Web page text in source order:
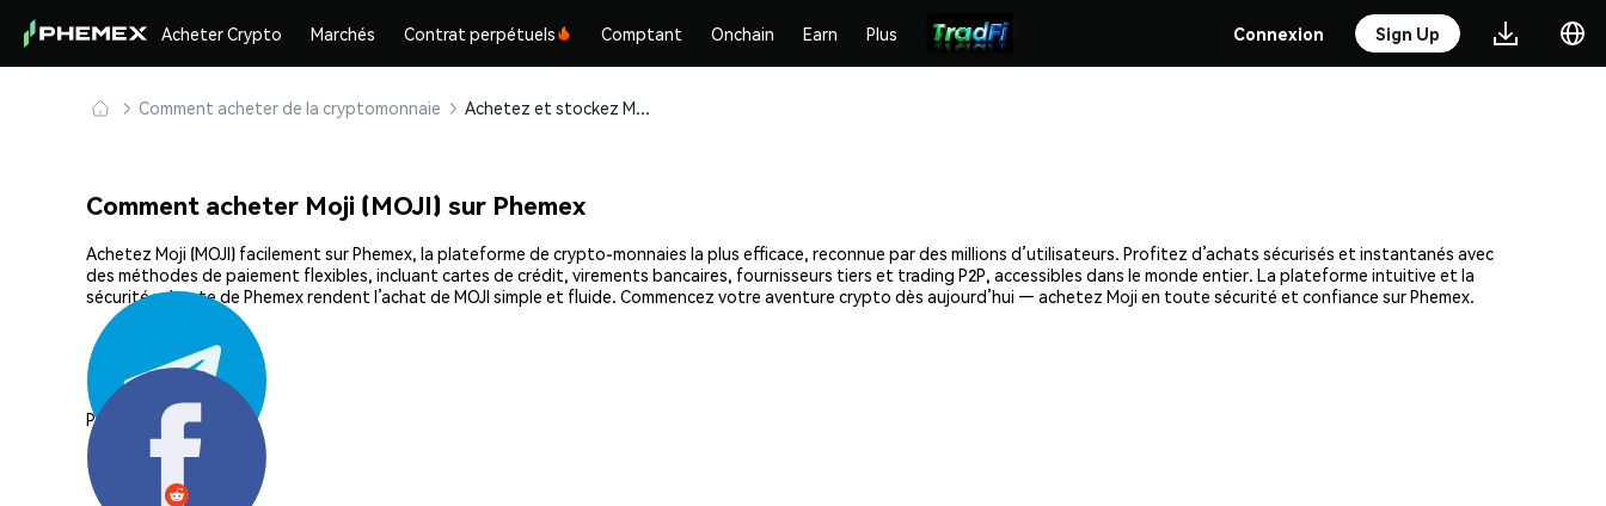
Acheter Crypto Marchés Contrat perpétuels Comptant Onchain Earn Plus Connexion Sign Up
Comment acheter de la cryptomonnaie Achetez et stockez Moji (MOJI) en toute sécurité
Comment acheter Moji (MOJI) sur Phemex
Achetez Moji (MOJI) facilement sur Phemex, la plateforme de crypto-monnaies la plus efficace, reconnue par des millions d’utilisateurs. Profitez d’achats sécurisés et instantanés avec
des méthodes de paiement flexibles, incluant cartes de crédit, virements bancaires, fournisseurs tiers et trading P2P, accessibles dans le monde entier. La plateforme intuitive et la
sécurité robuste de Phemex rendent l’achat de MOJI simple et fluide. Commencez votre aventure crypto dès aujourd’hui — achetez Moji en toute sécurité et confiance sur Phemex.
Partager: